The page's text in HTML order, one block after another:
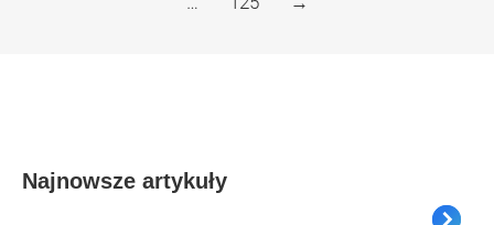
Najnowsze artykuły